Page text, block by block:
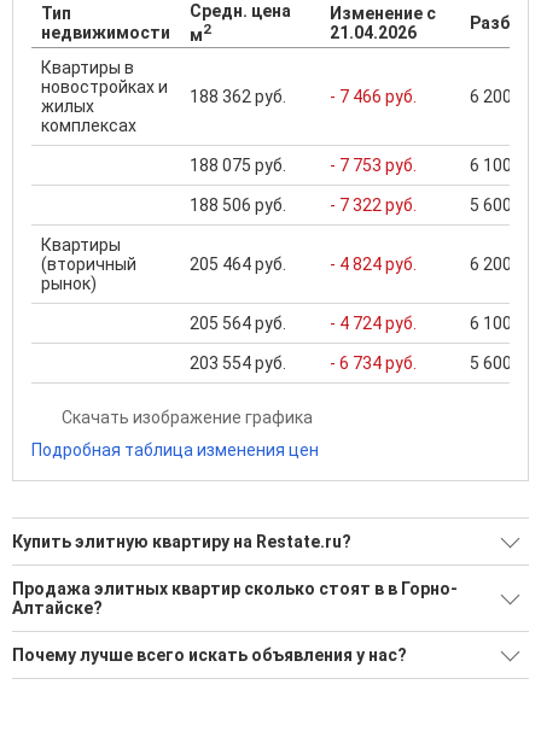
Тип
недвижимости
Средн. цена
м2
Изменение с
21.04.2026
Квартиры в
новостройках и
жилых
комплексах
188 362 руб. - 7 466 руб. 6 200
188 075 руб. - 7 753 руб. 6 100
188 506 руб. - 7 322 руб. 5 600
Квартиры
(вторичный
рынок)
205 464 руб. - 4 824 руб. 6 200
205 564 руб. - 4 724 руб. 6 100
203 554 руб. - 6 734 руб. 5 600
Скачать изображение графика
Подробная таблица изменения цен
Купить элитную квартиру на Restate.ru?
154 актуальных и проверенных объявления
Воспользуйтесь нашим поиском по новостройкам, для
подбора подходящего вам варианта
Продажа элитных квартир сколько стоят в в Горно-
Алтайске?
Минимальная цена: 5 000 000 Р. Максимальная цена: 24 000
000 Р; Средняя: 10 493 837 Р
Почему лучше всего искать объявления у нас?